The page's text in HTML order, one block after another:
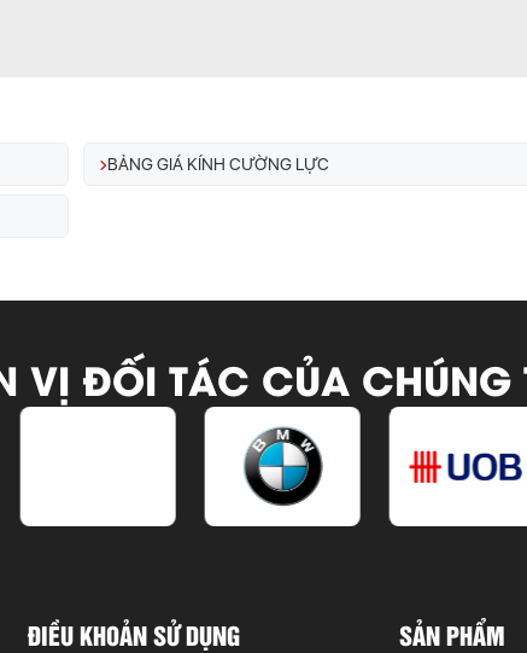
BẢNG GIÁ KÍNH CƯỜNG LỰC
VỊ ĐỐI TÁC CỦA CHÚNG
ĐIỀU KHOẢN SỬ DỤNG SẢN PHẨM